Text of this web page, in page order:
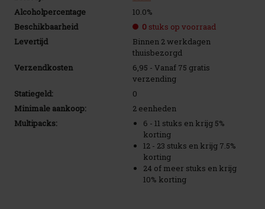
Alcoholpercentage
10.0%
Beschikbaarheid
0 stuks op voorraad
Levertijd
Binnen 2 werkdagen
thuisbezorgd
Verzendkosten
6,95 - Vanaf 75 gratis
verzending
Statiegeld:
0
Minimale aankoop:
2 eenheden
Multipacks:
6 - 11 stuks en krijg 5%
korting
12 - 23 stuks en krijg 7.5%
korting
24 of meer stuks en krijg
10% korting